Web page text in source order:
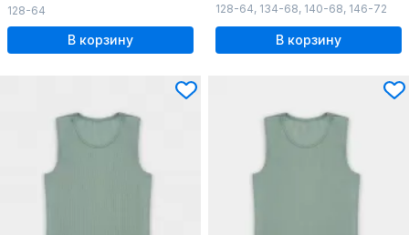
128-64
В корзину
128-64, 134-68, 140-68, 146-72
В корзину